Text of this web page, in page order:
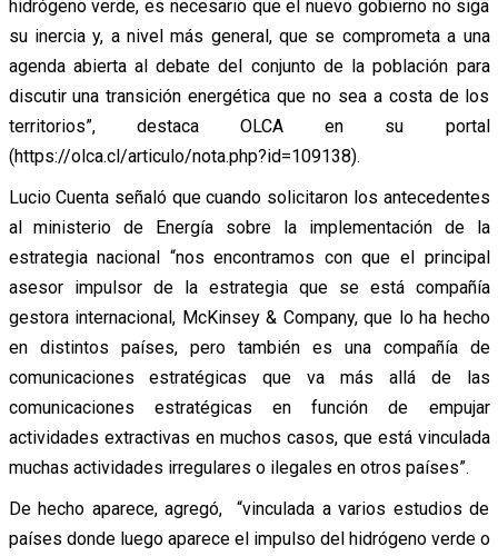
hidrógeno verde, es necesario que el nuevo gobierno no siga
su inercia y, a nivel más general, que se comprometa a una
agenda abierta al debate del conjunto de la población para
discutir una transición energética que no sea a costa de los
territorios”, destaca OLCA en su portal
(https://olca.cl/articulo/nota.php?id=109138).
Lucio Cuenta señaló que cuando solicitaron los antecedentes
al ministerio de Energía sobre la implementación de la
estrategia nacional “nos encontramos con que el principal
asesor impulsor de la estrategia que se está compañía
gestora internacional, McKinsey & Company, que lo ha hecho
en distintos países, pero también es una compañía de
comunicaciones estratégicas que va más allá de las
comunicaciones estratégicas en función de empujar
actividades extractivas en muchos casos, que está vinculada
muchas actividades irregulares o ilegales en otros países”.
De hecho aparece, agregó, “vinculada a varios estudios de
países donde luego aparece el impulso del hidrógeno verde o